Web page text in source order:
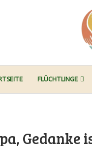
FLÜCHTLINGE
Gedanke